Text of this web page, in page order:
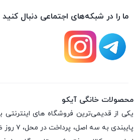
ما را در شبکه‌های اجتماعی دنبال کنید
محصولات خانگی آیکو
یکی از قدیمی‌ترین فروشگاه های